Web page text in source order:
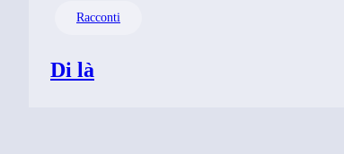
Racconti
Di là